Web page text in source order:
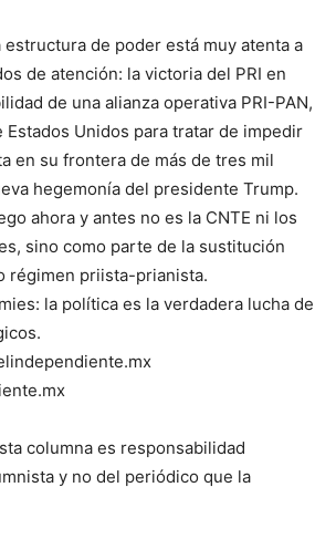
estructura de poder está muy atenta a
de atención: la victoria del PRI en
de una alianza operativa PRI-PAN,
Estados Unidos para tratar de impedir
en su frontera de más de tres mil
hegemonía del presidente Trump.
ahora y antes no es la CNTE ni los
sino como parte de la sustitución
régimen priista-prianista.
la política es la verdadera lucha de
columna es responsabilidad
y no del periódico que la